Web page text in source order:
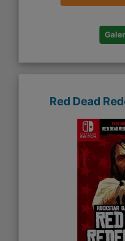
Red Dead